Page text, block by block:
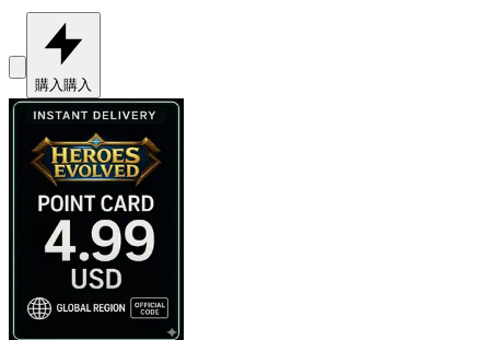
購入 購入